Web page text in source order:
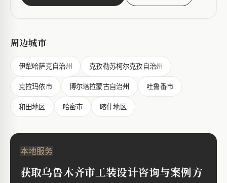
周边城市
伊犁哈萨克自治州 克孜勒苏柯尔克孜自治州
克拉玛依市 博尔塔拉蒙古自治州 吐鲁番市
和田地区 哈密市 喀什地区
本地服务
获取乌鲁木齐市工装设计咨询与案例方